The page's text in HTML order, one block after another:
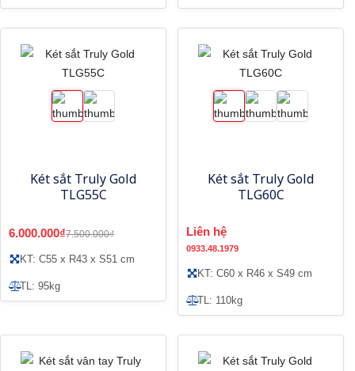
Két sắt Truly Gold
TLG55C
6.000.000₫7.500.000₫
KT: C55 x R43 x S51 cm
TL: 95kg
Két sắt Truly Gold
TLG60C
Liên hệ
0933.48.1979
KT: C60 x R46 x S49 cm
TL: 110kg